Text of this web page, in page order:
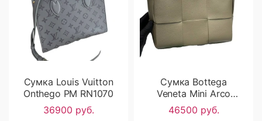
Сумка Louis Vuitton
Onthego PM RN1070
36900 руб.
Сумка Bottega
Veneta Mini Arco
Tote RB6795
46500 руб.